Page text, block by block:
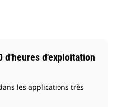
d'heures d'exploitation
les applications très